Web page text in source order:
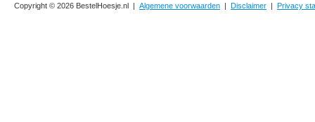
Copyright © 2026 BestelHoesje.nl | Algemene voorwaarden | Disclaimer | Privacy